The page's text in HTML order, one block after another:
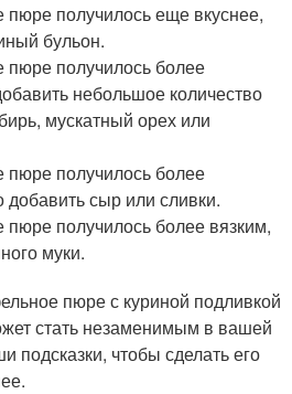
получилось еще вкуснее,
бульон.
получилось более
небольшое количество
мускатный орех или
получилось более
сыр или сливки.
получилось более вязким,
муки.
пюре с куриной подливкой
стать незаменимым в вашей
подсказки, чтобы сделать его